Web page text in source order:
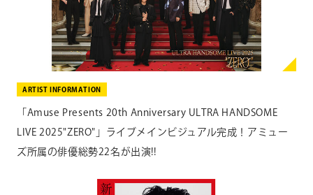
ARTIST INFORMATION
「Amuse Presents 20th Anniversary ULTRA HANDSOME
LIVE 2025"ZERO"」ライブメインビジュアル完成！アミュー
ズ所属の俳優総勢22名が出演!!